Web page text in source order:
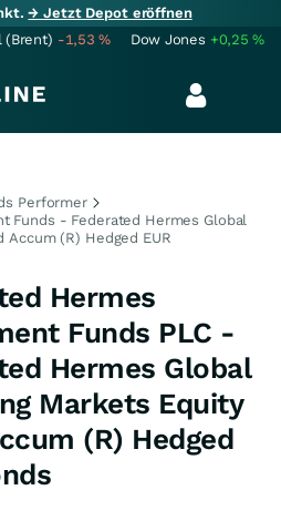
→ Jetzt Depot eröffnen
(Brent) -1,53% Dow Jones +0,25%
Performer
Funds - Federated Hermes Global
Accum (R) Hedged EUR
Hermes
Funds PLC -
Hermes Global
Markets Equity
(R) Hedged